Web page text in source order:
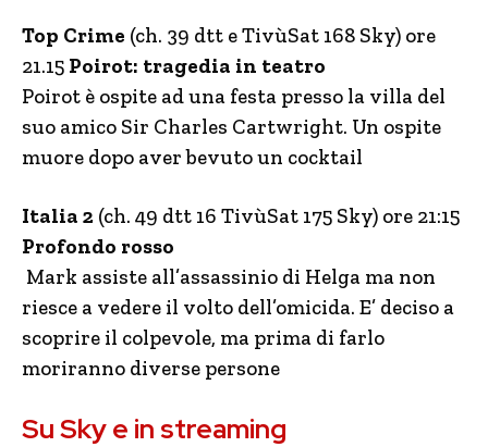
Top Crime (ch. 39 dtt e TivùSat 168 Sky) ore
21.15 Poirot: tragedia in teatro
Poirot è ospite ad una festa presso la villa del
suo amico Sir Charles Cartwright. Un ospite
muore dopo aver bevuto un cocktail
Italia 2 (ch. 49 dtt 16 TivùSat 175 Sky) ore 21:15
Profondo rosso
Mark assiste all’assassinio di Helga ma non
riesce a vedere il volto dell’omicida. E’ deciso a
scoprire il colpevole, ma prima di farlo
moriranno diverse persone
Su Sky e in streaming